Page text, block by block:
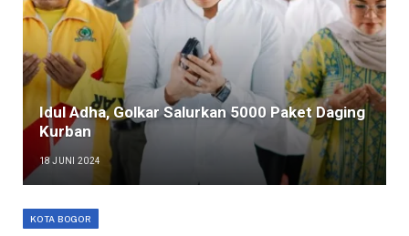
Idul Adha, Golkar Salurkan 5000 Paket Daging
Kurban
18 JUNI 2024
KOTA BOGOR